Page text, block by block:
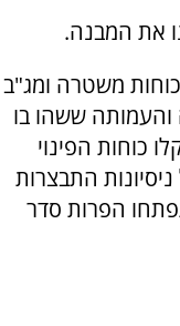
את המבנה.
ביום 4.12.08 פרצו כוחות משטרה ומג"ב
והעמותה ששהו בו
כוחות הפינוי
ניסיונות התבצרות
הפרות סדר